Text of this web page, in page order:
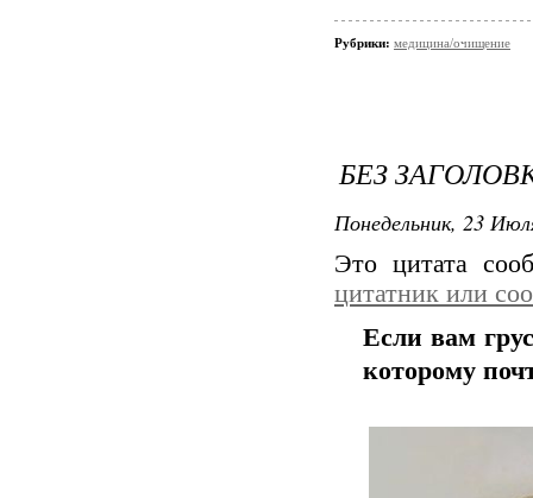
Рубрики: медицина/очищение
БЕЗ
Понедельник, 23
Это цитата
цитатник или
Если вам
которому